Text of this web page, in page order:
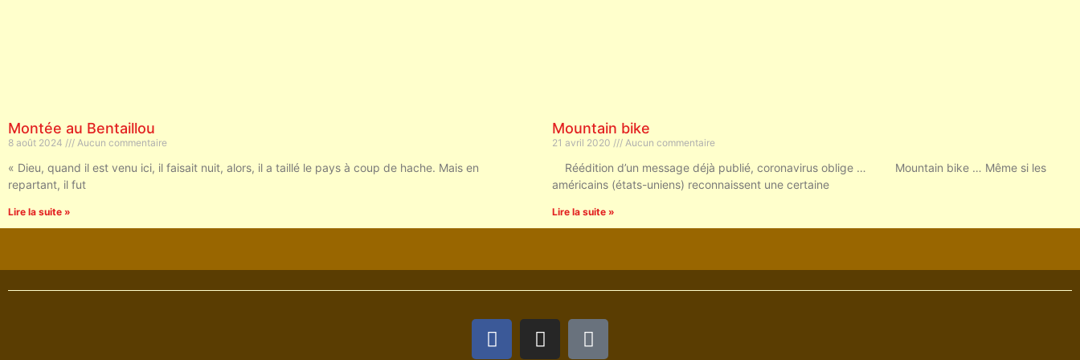
Montée au Bentaillou
8 août 2024 Aucun commentaire
« Dieu, quand il est venu ici, il faisait nuit, alors, il a taillé le pays à coup de hache. Mais en
repartant, il fut
Lire la suite »
Mountain bike
21 avril 2020 Aucun commentaire
Réédition d’un message déjà publié, coronavirus oblige … Mountain bike … Même si les
américains (états-uniens) reconnaissent une certaine
Lire la suite »